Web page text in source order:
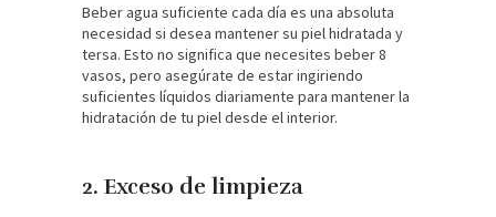
Beber agua suficiente cada día es una absoluta
necesidad si desea mantener su piel hidratada y
tersa. Esto no significa que necesites beber 8
vasos, pero asegúrate de estar ingiriendo
suficientes líquidos diariamente para mantener la
hidratación de tu piel desde el interior.
2. Exceso de limpieza